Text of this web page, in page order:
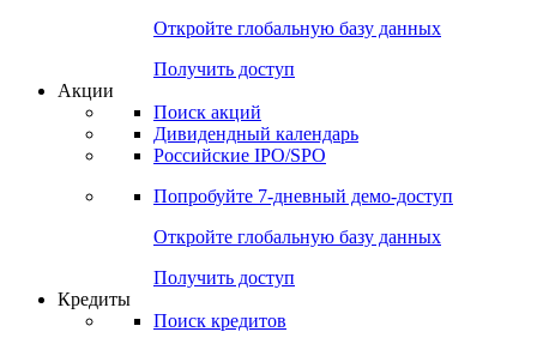
Откройте глобальную базу данных
Получить доступ
Акции
Поиск акций
Дивидендный календарь
Российские IPO/SPO
Попробуйте 7-дневный демо-доступ
Откройте глобальную базу данных
Получить доступ
Кредиты
Поиск кредитов